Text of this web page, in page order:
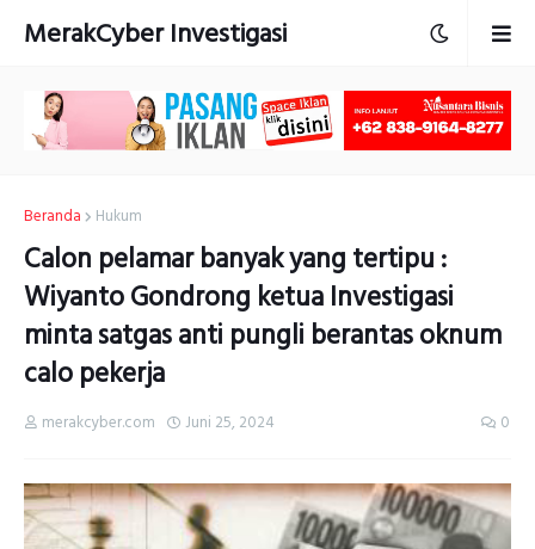
MerakCyber Investigasi
Beranda Hukum
Calon pelamar banyak yang tertipu :
Wiyanto Gondrong ketua Investigasi
minta satgas anti pungli berantas oknum
calo pekerja
merakcyber.com Juni 25, 2024 0